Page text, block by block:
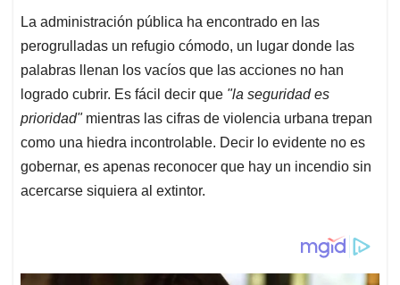
La administración pública ha encontrado en las
perogrulladas un refugio cómodo, un lugar donde las
palabras llenan los vacíos que las acciones no han
logrado cubrir. Es fácil decir que "la seguridad es
prioridad"mientras las cifras de violencia urbana trepan
como una hiedra incontrolable. Decir lo evidente no es
gobernar, es apenas reconocer que hay un incendio sin
acercarse siquiera al extintor.